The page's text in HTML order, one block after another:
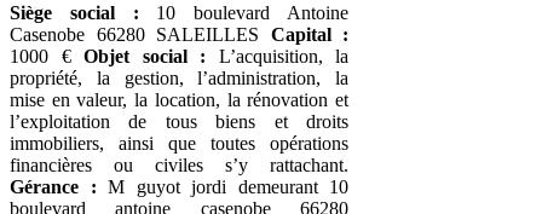
Siège social : 10 boulevard Antoine
Casenobe 66280 SALEILLES Capital :
1000 € Objet social : L’acquisition, la
propriété, la gestion, l’administration, la
mise en valeur, la location, la rénovation et
l’exploitation de tous biens et droits
immobiliers, ainsi que toutes opérations
financières ou civiles s’y rattachant.
Gérance : M guyot jordi demeurant 10
boulevard antoine casenobe 66280